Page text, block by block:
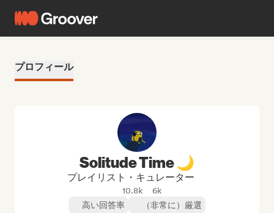
プロフィール
Solitude Time 🌙
プレイリスト・キュレーター
10.8k
6k
高い回答率
（非常に）厳選